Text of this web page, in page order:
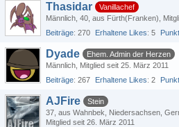
Thasidar
Vanillachef
Männlich 40 aus Fürth(Franken)
Beiträge 270 Erhaltene Likes 5
Dyade
Ehem. Admin der Herzen
Männlich Mitglied seit 25. März 2011
Beiträge 267 Erhaltene Likes 2
AJFire
Stein
37 aus Wahnbek, Niedersachsen,
Mitglied seit 26. März 2011